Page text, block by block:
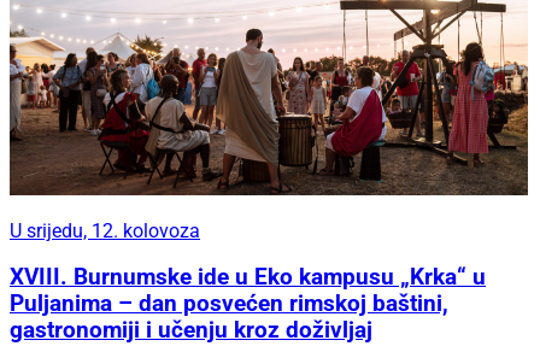
U srijedu, 12. kolovoza
XVIII. Burnumske ide u Eko kampusu „Krka“ u
Puljanima – dan posvećen rimskoj baštini,
gastronomiji i učenju kroz doživljaj